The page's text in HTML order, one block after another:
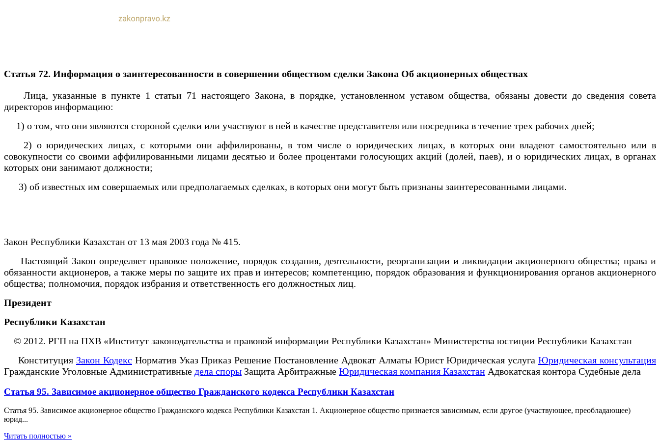
Статья 72. Информация о заинтересованности в совершении обществом сделки Закона Об акционерных обществах
Лица, указанные в пункте 1 статьи 71 настоящего Закона, в порядке, установленном уставом общества, обязаны довести до сведения совета
директоров информацию:
1) о том, что они являются стороной сделки или участвуют в ней в качестве представителя или посредника в течение трех рабочих дней;
2) о юридических лицах, с которыми они аффилированы, в том числе о юридических лицах, в которых они владеют самостоятельно или в
совокупности со своими аффилированными лицами десятью и более процентами голосующих акций (долей, паев), и о юридических лицах, в органах
которых они занимают должности;
3) об известных им совершаемых или предполагаемых сделках, в которых они могут быть признаны заинтересованными лицами.
Закон Республики Казахстан от 13 мая 2003 года № 415.
Настоящий Закон определяет правовое положение, порядок создания, деятельности, реорганизации и ликвидации акционерного общества; права и
обязанности акционеров, а также меры по защите их прав и интересов; компетенцию, порядок образования и функционирования органов акционерного
общества; полномочия, порядок избрания и ответственность его должностных лиц.
Президент
Республики Казахстан
© 2012. РГП на ПХВ «Институт законодательства и правовой информации Республики Казахстан» Министерства юстиции Республики Казахстан
Конституция Закон Кодекс Норматив Указ Приказ Решение Постановление Адвокат Алматы Юрист Юридическая услугаЮридическая консультация
Гражданские Уголовные Административные дела споры Защита Арбитражные Юридическая компания Казахстан Адвокатская контора Судебные дела
Статья 95. Зависимое акционерное общество Гражданского кодекса Республики Казахстан
Статья 95. Зависимое акционерное общество Гражданского кодекса Республики Казахстан 1. Акционерное общество признается зависимым, если другое (участвующее, преобладающее)
юрид...
Читать полностью »